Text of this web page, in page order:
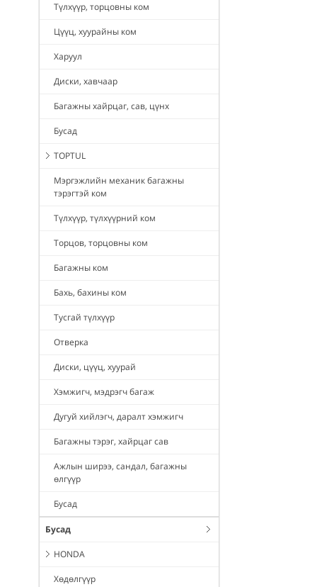
Түлхүүр, торцовны ком
Цүүц, хуурайны ком
Харуул
Диски, хавчаар
Багажны хайрцаг, сав, цүнх
Бусад
TOPTUL
Мэргэжлийн механик багажны
тэрэгтэй ком
Түлхүүр, түлхүүрний ком
Торцов, торцовны ком
Багажны ком
Бахь, бахины ком
Тусгай түлхүүр
Отверка
Диски, цүүц, хуурай
Хэмжигч, мэдрэгч багаж
Дугуй хийлэгч, даралт хэмжигч
Багажны тэрэг, хайрцаг сав
Ажлын ширээ, сандал, багажны
өлгүүр
Бусад
Бусад
HONDA
Хөдөлгүүр